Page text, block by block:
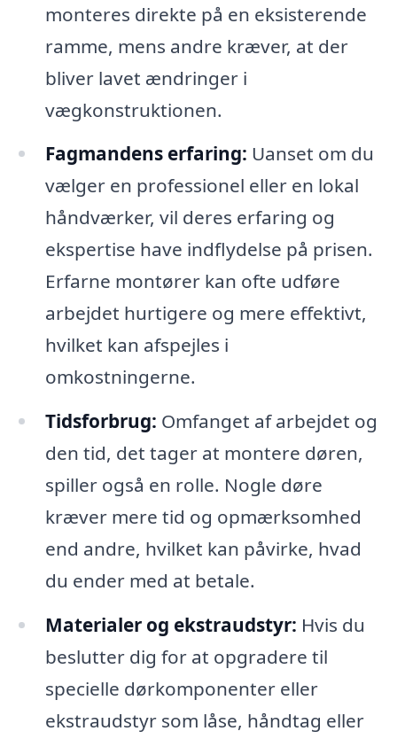
monteres direkte på en eksisterende
ramme, mens andre kræver, at der
bliver lavet ændringer i
vægkonstruktionen.
Fagmandens erfaring: Uanset om du
vælger en professionel eller en lokal
håndværker, vil deres erfaring og
ekspertise have indflydelse på prisen.
Erfarne montører kan ofte udføre
arbejdet hurtigere og mere effektivt,
hvilket kan afspejles i
omkostningerne.
Tidsforbrug: Omfanget af arbejdet og
den tid, det tager at montere døren,
spiller også en rolle. Nogle døre
kræver mere tid og opmærksomhed
end andre, hvilket kan påvirke, hvad
du ender med at betale.
Materialer og ekstraudstyr: Hvis du
beslutter dig for at opgradere til
specielle dørkomponenter eller
ekstraudstyr som låse, håndtag eller